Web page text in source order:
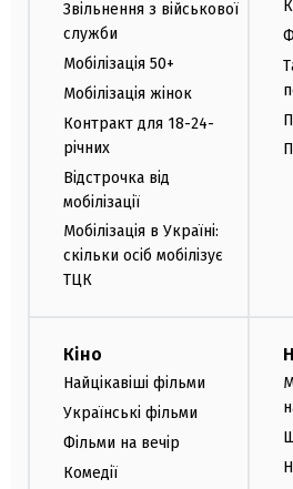
Звільнення з військової
служби
Мобілізація 50+
Мобілізація жінок
Контракт для 18-24-
річних
Відстрочка від
мобілізації
Мобілізація в Україні:
скільки осіб мобілізує
ТЦК
Кіно
Найцікавіші фільми
Українські фільми
Фільми на вечір
Комедії